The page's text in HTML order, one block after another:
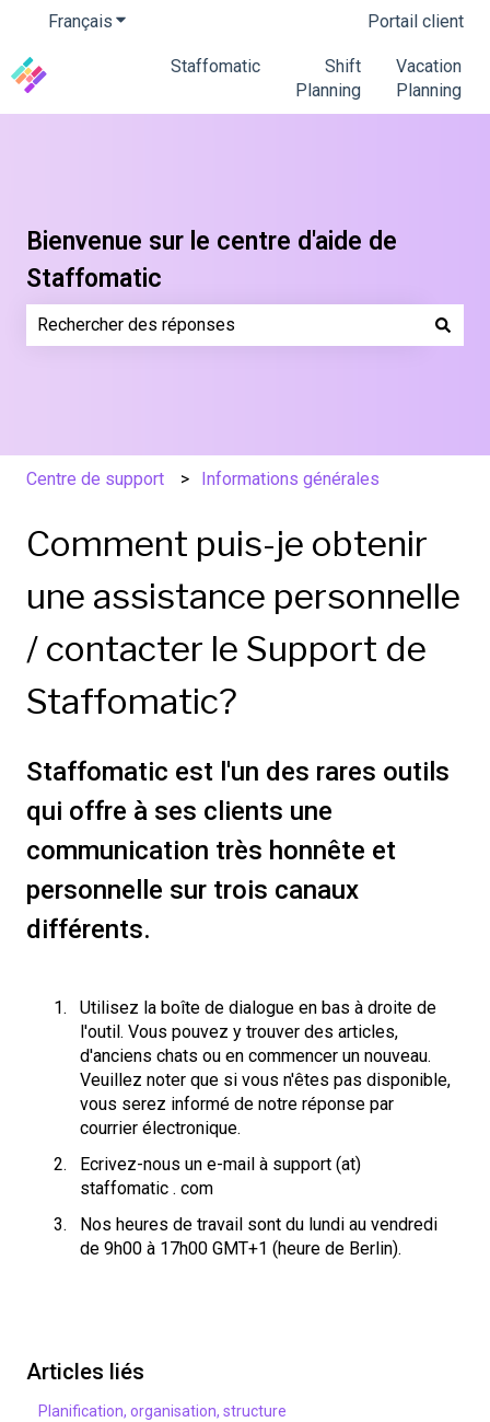
Français Afficher le sous-menu pour les traductions
Portail client
Staffomatic
Shift
Planning
Vacation
Planning
Bienvenue sur le centre d'aide de
Staffomatic
Centre de support Informations générales
Comment puis-je obtenir
une assistance personnelle
/ contacter le Support de
Staffomatic?
Staffomatic est l'un des rares outils
qui offre à ses clients une
communication très honnête et
personnelle sur trois canaux
différents.
Utilisez la boîte de dialogue en bas à droite de
l'outil. Vous pouvez y trouver des articles,
d'anciens chats ou en commencer un nouveau.
Veuillez noter que si vous n'êtes pas disponible,
vous serez informé de notre réponse par
courrier électronique.
Ecrivez-nous un e-mail à support (at)
staffomatic . com
Nos heures de travail sont du lundi au vendredi
de 9h00 à 17h00 GMT+1 (heure de Berlin).
Articles liés
Planification, organisation, structure